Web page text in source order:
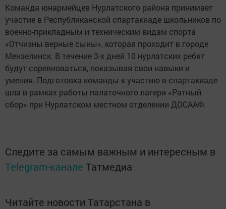
Команда юнармейцев Нурлатского района принимает
участие в Республиканской спартакиаде школьников по
военно-прикладным и техническим видам спорта
«Отчизны верные сыны», которая проходит в городе
Мензелинск. В течение 3-х дней 10 нурлатских ребят
будут соревноваться, показывая свои навыки и
умения. Подготовка команды к участию в спартакиаде
шла в рамках работы палаточного лагеря «Ратный
сбор» при Нурлатском местном отделении ДОСААФ.
Следите за самым важным и интересным в
Telegram-канале Татмедиа
Читайте новости Татарстана в